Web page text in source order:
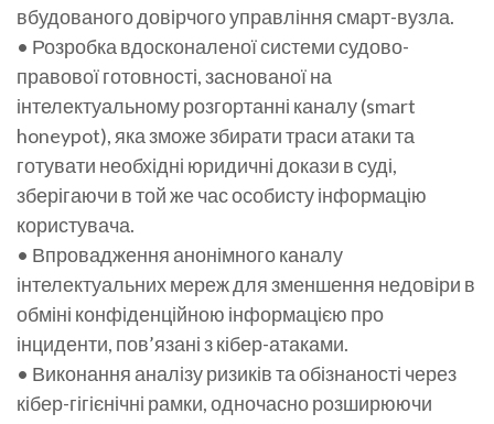
вбудованого довірчого управління смарт-вузла.
• Розробка вдосконаленої системи судово-
правової готовності, заснованої на
інтелектуальному розгортанні каналу (smart
honeypot), яка зможе збирати траси атаки та
готувати необхідні юридичні докази в суді,
зберігаючи в той же час особисту інформацію
користувача.
• Впровадження анонімного каналу
інтелектуальних мереж для зменшення недовіри в
обміні конфіденційною інформацією про
інциденти, пов’язані з кібер-атаками.
• Виконання аналізу ризиків та обізнаності через
кібер-гігієнічні рамки, одночасно розширюючи